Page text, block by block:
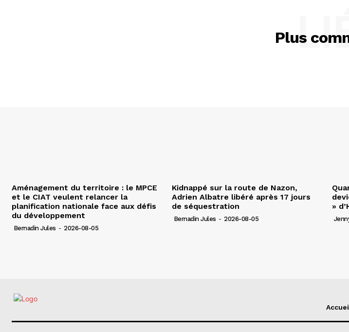
Plus
Aménagement du territoire : le MPCE
et le CIAT veulent relancer la
planification nationale face aux défis
du développement
Bernadin Jules - 2026-08-05
Kidnappé sur la route de Nazon,
Adrien Albatre libéré après 17 jours
de séquestration
Bernadin Jules - 2026-08-05
»